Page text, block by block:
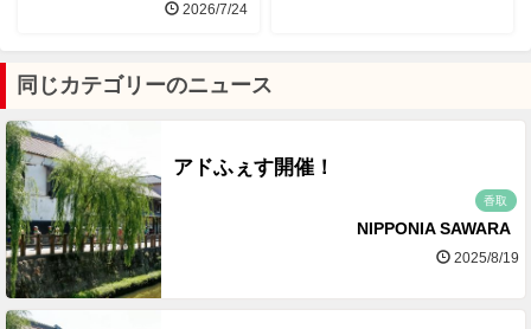
2026/7/24
同じカテゴリーのニュース
アドふぇす開催！
香取
NIPPONIA SAWARA
2025/8/19